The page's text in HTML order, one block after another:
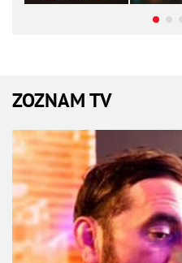
ZOZNAM TV